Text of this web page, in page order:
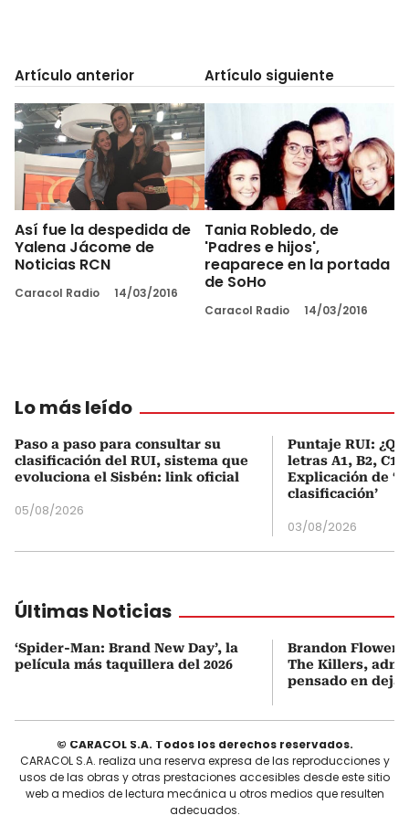
Artículo anterior
Así fue la despedida de
Yalena Jácome de
Noticias RCN
Caracol Radio 14/03/2016
Artículo siguiente
Tania Robledo, de
'Padres e hijos',
reaparece en la portada
de SoHo
Caracol Radio 14/03/2016
Lo más leído
Paso a paso para consultar su
clasificación del RUI, sistema que
evoluciona el Sisbén: link oficial
05/08/2026
Puntaje RUI:
letras A1, B2, C1
Explicación de
clasificación’
03/08/2026
Últimas Noticias
‘Spider-Man: Brand New Day’, la
película más taquillera del 2026
Brandon
The Killers,
pensado en
© CARACOL S.A. Todos los derechos reservados.
CARACOL S.A. realiza una reserva expresa de las reproducciones y
usos de las obras y otras prestaciones accesibles desde este sitio
web a medios de lectura mecánica u otros medios que resulten
adecuados.